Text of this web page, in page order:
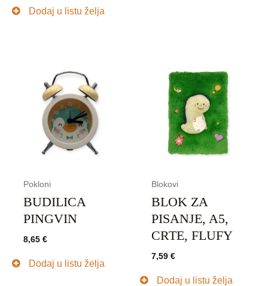
Dodaj u listu želja
Pokloni
BUDILICA
PINGVIN
8,65€
Dodaj u listu želja
Blokovi
BLOK ZA
PISANJE, A5,
CRTE, FLUFY
7,59€
Dodaj u listu želja